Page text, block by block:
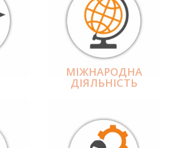
МІЖНАРОДНА
ДІЯЛЬНІCТЬ